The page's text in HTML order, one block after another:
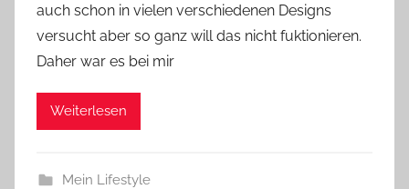
auch schon in vielen verschiedenen Designs
versucht aber so ganz will das nicht fuktionieren.
Daher war es bei mir
Weiterlesen
Mein Lifestyle